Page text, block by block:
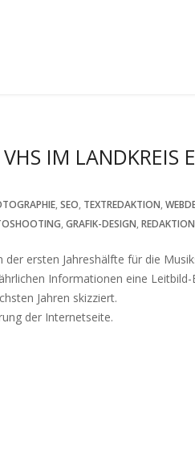
IM LANDKREIS
, SEO, TEXTREDAKTION,
, GRAFIK-DESIGN, REDAKTION
ersten Jahreshälfte für die
Informationen eine
Jahren skizziert.
der Internetseite.